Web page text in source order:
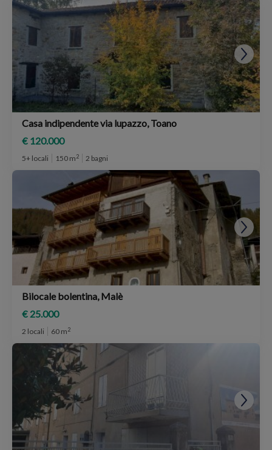
Casa indipendente via lupazzo, Toano
€ 120.000
5+ locali 150 m2 2 bagni
Bilocale bolentina, Malè
€ 25.000
2 locali 60 m2